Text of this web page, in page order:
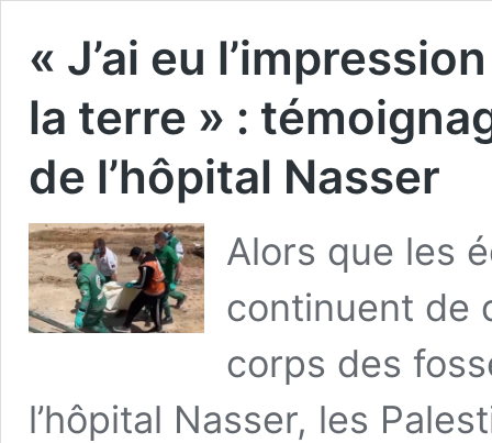
« J’ai eu
la terre » :
de l’hôpital Nasser
Alors que les
continuent de
corps des
l’hôpital Nasser, les